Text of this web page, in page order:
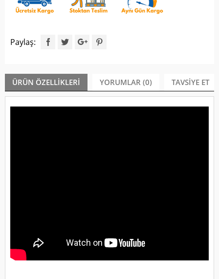
Paylaş:
ÜRÜN ÖZELLIKLERI YORUMLAR (0) TAVSIYE ET